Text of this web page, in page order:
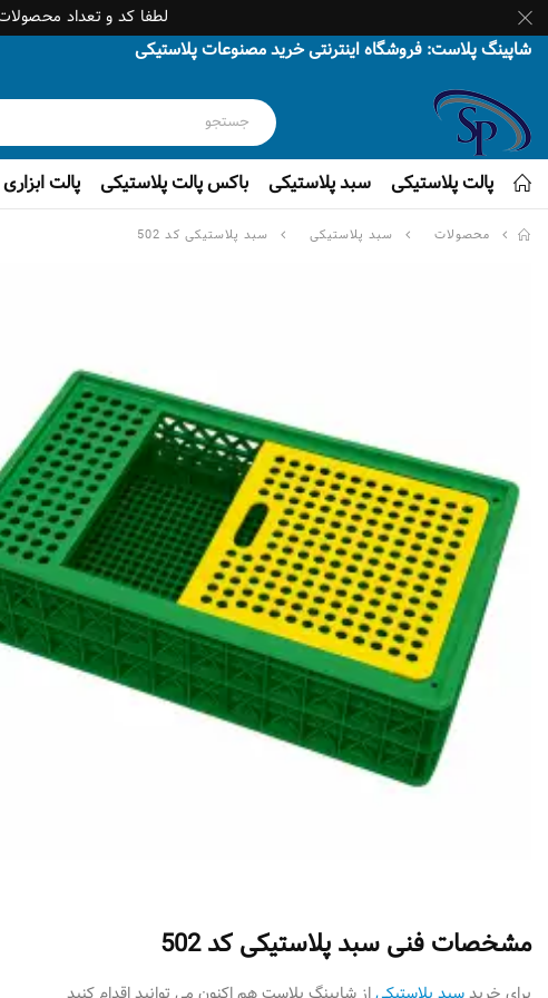
لطفا کد و تعداد
شاپینگ پلاست: فروشگاه اینترنتی خرید مصنوعات پلاستیکی
پالت پلاستیکی سبد پلاستیکی باکس پالت پلاستیکی پالت
محصولات سبد پلاستیکی سبد پلاستیکی کد 502
مشخصات فنی سبد پلاستیکی کد 502